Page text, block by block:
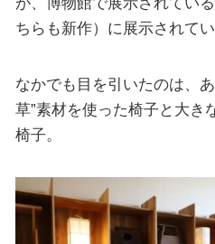
ちらも新作）に展示されてい
なかでも目を引いたのは、
草”素材を使った椅子と大き
椅子。